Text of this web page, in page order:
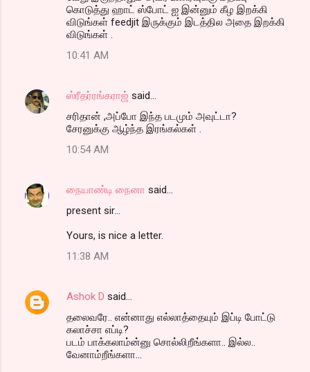
கொடுத்து ஹாட் ஸ்போட் ஐ இன்னும் கீழ இறக்கி
விடுங்கள் feedjit இருக்கும் இடத்தில அதை இறக்கி
விடுங்கள் .
10:41 AM
ஸ்ரீதர்ரங்கராஜ் said…
சரிதான் ,அப்போ இந்த படமும் அவுட்டா?
சேரனுக்கு ஆழ்ந்த இரங்கல்கள் .
10:54 AM
நையாண்டி நைனா said…
present sir...
Yours, is nice a letter.
11:38 AM
Ashok D said…
தலைவரே.. என்னாது எல்லாத்தையும் இப்டி போட்டு
கலாச்சா எப்டி?
படம் பாக்கலாம்ன்னு சொல்லிறீங்களா.. இல்ல..
வேனாம்றீங்களா...